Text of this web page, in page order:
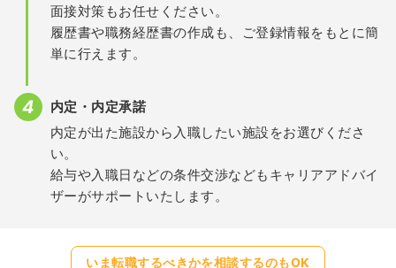
面接対策もお任せください。
履歴書や職務経歴書の作成も、ご登録情報をもとに簡
単に行えます。
内定・内定承諾
内定が出た施設から入職したい施設をお選びくださ
い。
給与や入職日などの条件交渉などもキャリアアドバイ
ザーがサポートいたします。
いま転職するべきかを相談するのもOK